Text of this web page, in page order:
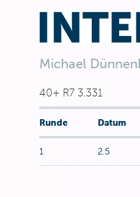
Michael
40+ R7 3.331
Runde Datum
1 2.5